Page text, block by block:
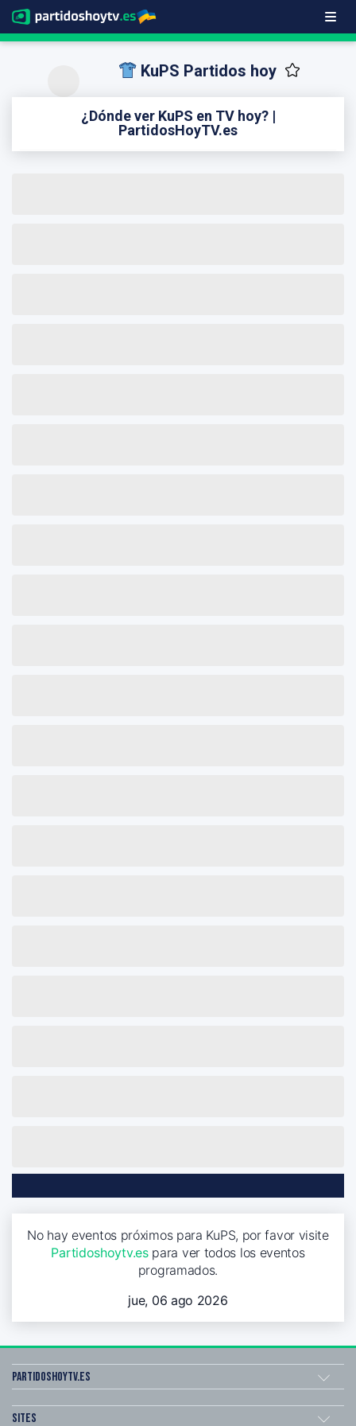
KuPS Partidos hoy
¿Dónde ver KuPS en TV hoy? |
PartidosHoyTV.es
No hay eventos próximos para KuPS, por favor visite
Partidoshoytv.espara ver todos los eventos
programados.
jue, 06 ago 2026
Partidoshoytv.es
Sites